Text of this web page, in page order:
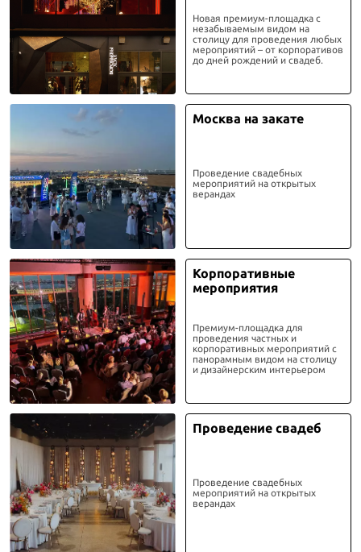
Новая премиум-площадка с
незабываемым видом на
столицу для проведения любых
мероприятий – от корпоративов
до дней рождений и свадеб.
Москва на закате
Проведение свадебных
мероприятий на открытых
верандах
Корпоративные
мероприятия
Премиум-площадка для
проведения частных и
корпоративных мероприятий с
панорамным видом на столицу
и дизайнерским интерьером
Проведение свадеб
Проведение свадебных
мероприятий на открытых
верандах